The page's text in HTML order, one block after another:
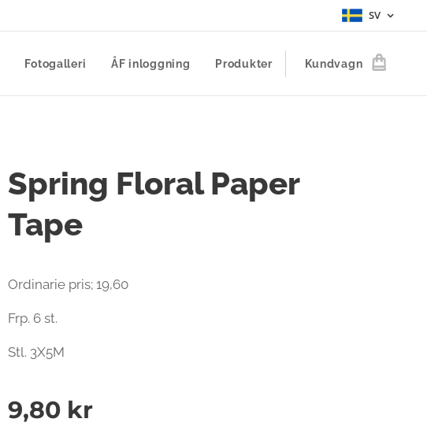
SV
Fotogalleri ÅF inloggning Produkter Kundvagn
Spring Floral Paper
Tape
Ordinarie pris; 19,60
Frp. 6 st.
Stl. 3X5M
9,80 kr